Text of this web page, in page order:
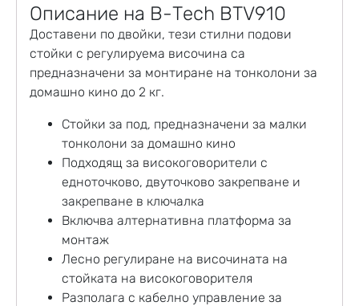
Описание на B-Tech BTV910
Доставени по двойки, тези стилни подови
стойки с регулируема височина са
предназначени за монтиране на тонколони за
домашно кино до 2 кг.
Стойки за под, предназначени за малки
тонколони за домашно кино
Подходящ за високоговорители с
едноточково, двуточково закрепване и
закрепване в ключалка
Включва алтернативна платформа за
монтаж
Лесно регулиране на височината на
стойката на високоговорителя
Разполага с кабелно управление за